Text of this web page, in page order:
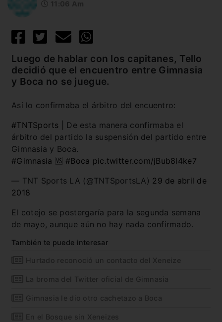
Luego de hablar con los capitanes, Tello
decidió que el encuentro entre Gimnasia
y Boca no se juegue.
Así lo confirmaba el árbitro del encuentro:
#TNTSports | De esta manera confirmaba el
árbitro del partido la suspensión del partido entre
Gimnasia y Boca.
#Gimnasia 🆚#Boca pic.twitter.com/jBub8l4ke7
— TNT Sports LA (@TNTSportsLA) 29 de abril de
2018
El cotejo se postergaría para la segunda semana
de mayo, aunque aún no hay nada confirmado.
También te puede interesar
Hurtado reconoció un contacto del Xeneize
La broma del Twitter oficial de Gimnasia
Gimnasia le dio otro cachetazo a Boca
En el Bosque sin Xeneizes